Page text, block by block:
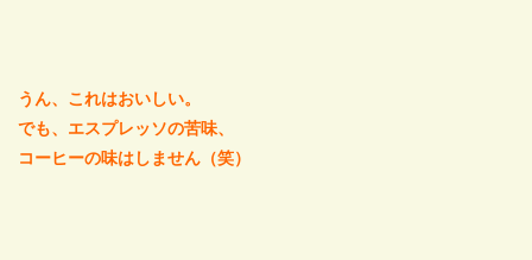
うん、これはおいしい。
でも、エスプレッソの苦味、
コーヒーの味はしません（笑）